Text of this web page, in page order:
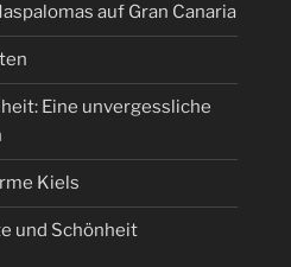
auf Gran Canaria
Eine unvergessliche
Kiels
und Schönheit